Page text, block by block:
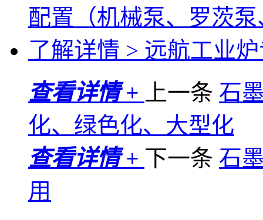
配置（机械泵、罗茨
了解详情 > 远航工业
查看详情 +
上一条 石
化、绿色化、大型化
查看详情 + 下一条 石
用